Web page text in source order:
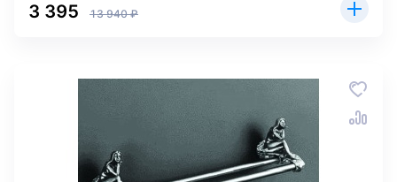
3 395 13 940 ₽